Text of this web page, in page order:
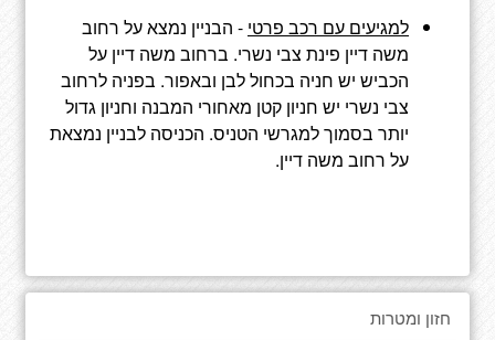
למגיעים עם רכב פרטי - הבניין נמצא על רחוב
משה דיין פינת צבי נשרי. ברחוב משה דיין על
הכביש יש חניה בכחול לבן ובאפור. בפניה לרחוב
צבי נשרי יש חניון קטן מאחורי המבנה וחניון גדול
יותר בסמוך למגרשי הטניס. הכניסה לבניין נמצאת
על רחוב משה דיין.
חזון ומטרות